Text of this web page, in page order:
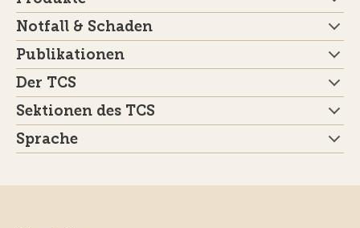
Notfall & Schaden
Publikationen
Der TCS
Sektionen des TCS
Sprache